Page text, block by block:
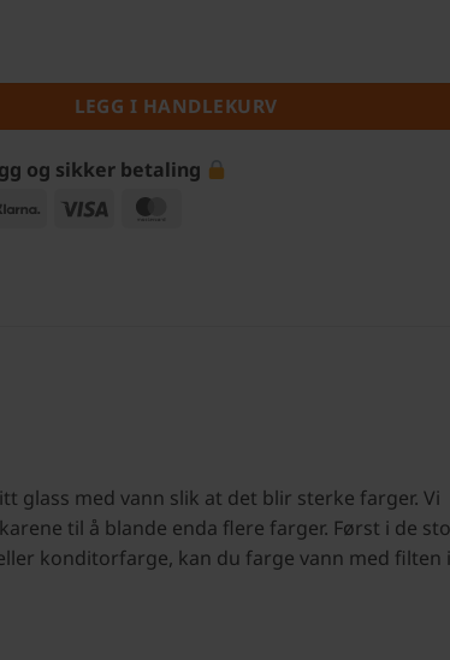
antall
LEGG I HANDLEKURV
og sikker betaling
Klarna Visa
glass med vann slik at det blir sterke farger. Vi
til å blande enda flere farger. Først i de
konditorfarge, kan du farge vann med filten i